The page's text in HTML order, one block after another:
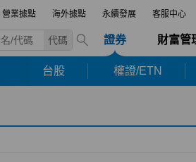
營業據點 海外據點 永續發展 客服中心
代碼 證券 財富管
台股 權證/ETN